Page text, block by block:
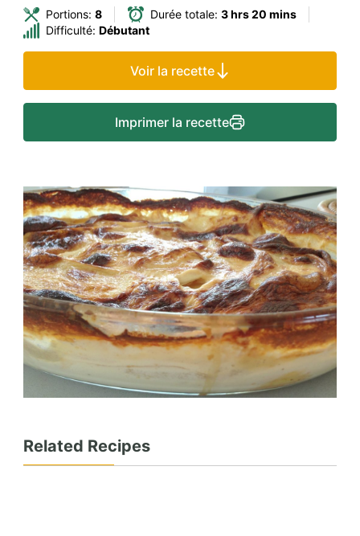
Portions: 8 Durée totale: 3 hrs 20 mins
Difficulté: Débutant
Voir la recette
Imprimer la recette
Related Recipes